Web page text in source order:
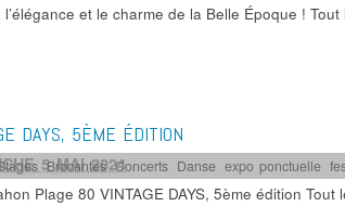
l’élégance et le charme de la Belle Époque !
DAYS, 5ÈME ÉDITION
5 MAI 2024
,Brocantes,Concerts Danse ,expo ponctuelle ,
Plage 80 VINTAGE DAYS, 5ème édition Tout